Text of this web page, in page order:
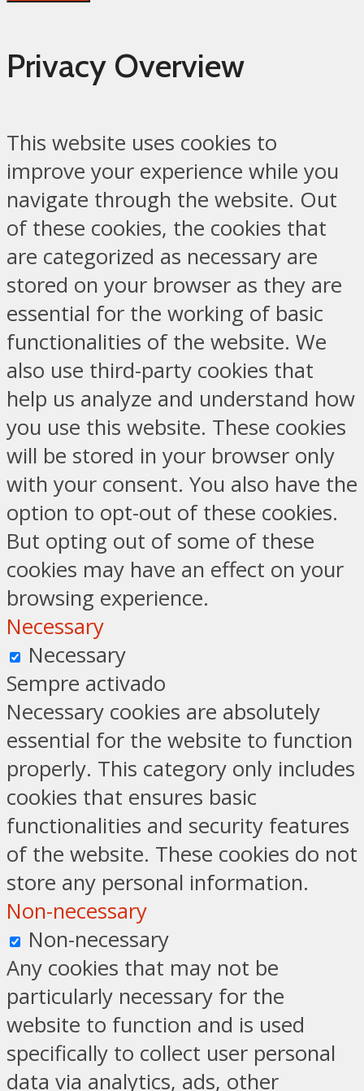
Privacy Overview
This website uses cookies to
improve your experience while you
navigate through the website. Out
of these cookies, the cookies that
are categorized as necessary are
stored on your browser as they are
essential for the working of basic
functionalities of the website. We
also use third-party cookies that
help us analyze and understand how
you use this website. These cookies
will be stored in your browser only
with your consent. You also have the
option to opt-out of these cookies.
But opting out of some of these
cookies may have an effect on your
browsing experience.
Necessary
Necessary
Sempre activado
Necessary cookies are absolutely
essential for the website to function
properly. This category only includes
cookies that ensures basic
functionalities and security features
of the website. These cookies do not
store any personal information.
Non-necessary
Non-necessary
Any cookies that may not be
particularly necessary for the
website to function and is used
specifically to collect user personal
data via analytics, ads, other